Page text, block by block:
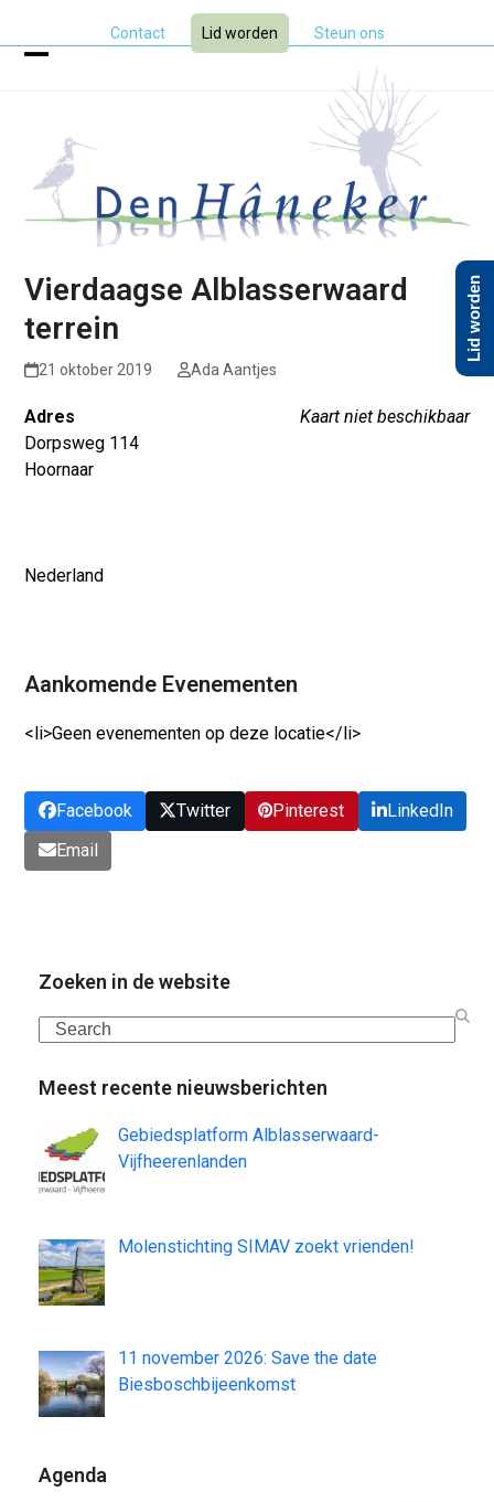
Contact Lid worden Steun ons
menu
menu
Vierdaagse Alblasserwaard
terrein
21 oktober 2019 Ada Aantjes
Kaart niet beschikbaar
Adres
Dorpsweg 114
Hoornaar
Nederland
Aankomende Evenementen
<li>Geen evenementen op deze locatie</li>
Facebook Twitter Pinterest
LinkedIn
Email
Zoeken in de website
Search
Meest recente nieuwsberichten
Gebiedsplatform Alblasserwaard-
Vijfheerenlanden
Molenstichting SIMAV zoekt vrienden!
11 november 2026: Save the date
Biesboschbijeenkomst
Agenda
Lid worden